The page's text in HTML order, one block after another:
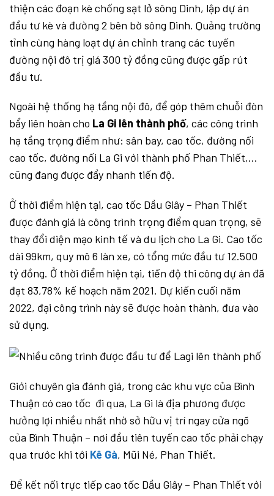
thiện các đoạn kè chống sạt lở sông Dinh, lập dự án
đầu tư kè và đường 2 bên bờ sông Dinh. Quảng trường
tỉnh cùng hàng loạt dự án chỉnh trang các tuyến
đường nội đô trị giá 300 tỷ đồng cũng được gấp rút
đầu tư.
Ngoài hệ thống hạ tầng nội đô, để góp thêm chuỗi đòn
bẩy liên hoàn cho La Gi lên thành phố, các công trình
hạ tầng trọng điểm như: sân bay, cao tốc, đường nối
cao tốc, đường nối La Gi với thành phố Phan Thiết,…
cũng đang được đẩy nhanh tiến độ.
Ở thời điểm hiện tại, cao tốc Dầu Giây – Phan Thiết
được đánh giá là công trình trọng điểm quan trọng, sẽ
thay đổi diện mạo kinh tế và du lịch cho La Gi. Cao tốc
dài 99km, quy mô 6 làn xe, có tổng mức đầu tư 12.500
tỷ đồng. Ở thời điểm hiện tại, tiến độ thi công dự án đã
đạt 83,78% kế hoạch năm 2021. Dự kiến cuối năm
2022, đại công trình này sẽ được hoàn thành, đưa vào
sử dụng.
Giới chuyên gia đánh giá, trong các khu vực của Bình
Thuận có cao tốc đi qua, La Gi là địa phương được
hưởng lợi nhiều nhất nhờ sở hữu vị trí ngay cửa ngõ
của Bình Thuận – nơi đầu tiên tuyến cao tốc phải chạy
qua trước khi tới Kê Gà, Mũi Né, Phan Thiết.
Để kết nối trực tiếp cao tốc Dầu Giây – Phan Thiết với